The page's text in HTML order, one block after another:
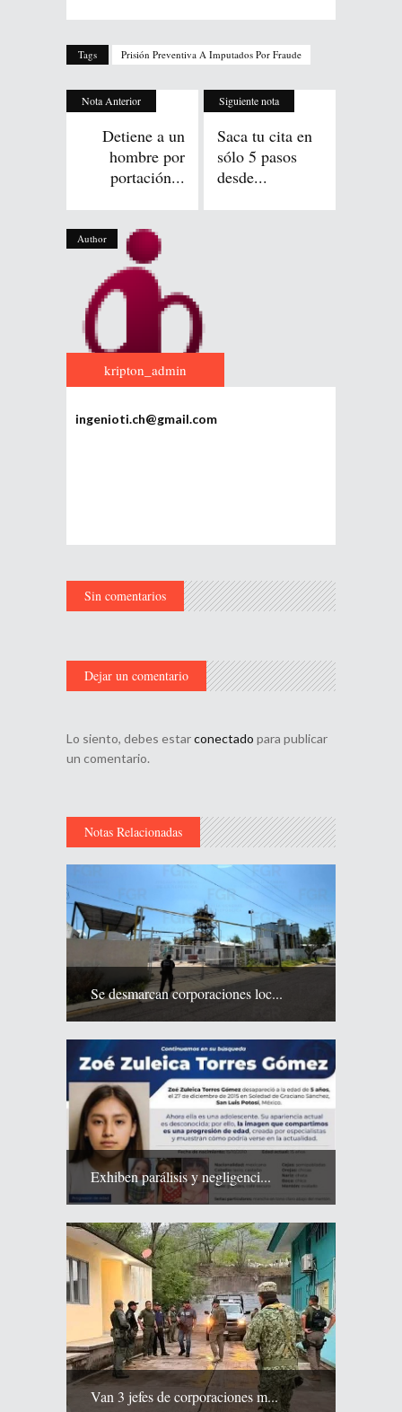
Tags Prisión Preventiva A Imputados Por Fraude
Nota Anterior
Detiene a un
hombre por
portación...
Siguiente nota
Saca tu cita en
sólo 5 pasos
desde...
Author
kripton_admin
ingenioti.ch@gmail.com
Sin comentarios
Dejar un comentario
Lo siento, debes estarconectado para publicar
un comentario.
Notas Relacionadas
Se desmarcan corporaciones loc...
Exhiben parálisis y negligenci...
Van 3 jefes de corporaciones m...